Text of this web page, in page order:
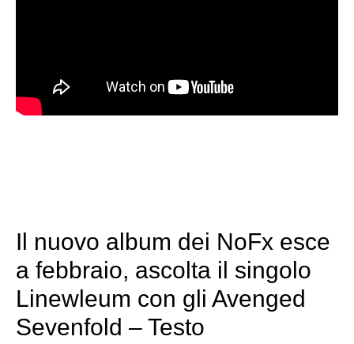
Il nuovo album dei NoFx esce
a febbraio, ascolta il singolo
Linewleum con gli Avenged
Sevenfold – Testo